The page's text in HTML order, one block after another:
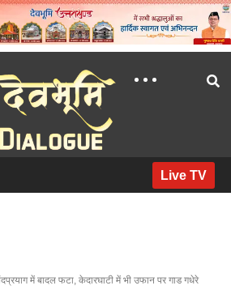
Live TV
में बादल फटा, केदारघाटी में भी उफान पर गाड गधेरे